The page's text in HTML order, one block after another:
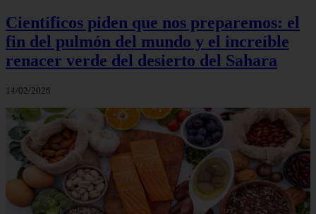
Científicos piden que nos preparemos: el
fin del pulmón del mundo y el increíble
renacer verde del desierto del Sahara
14/02/2026